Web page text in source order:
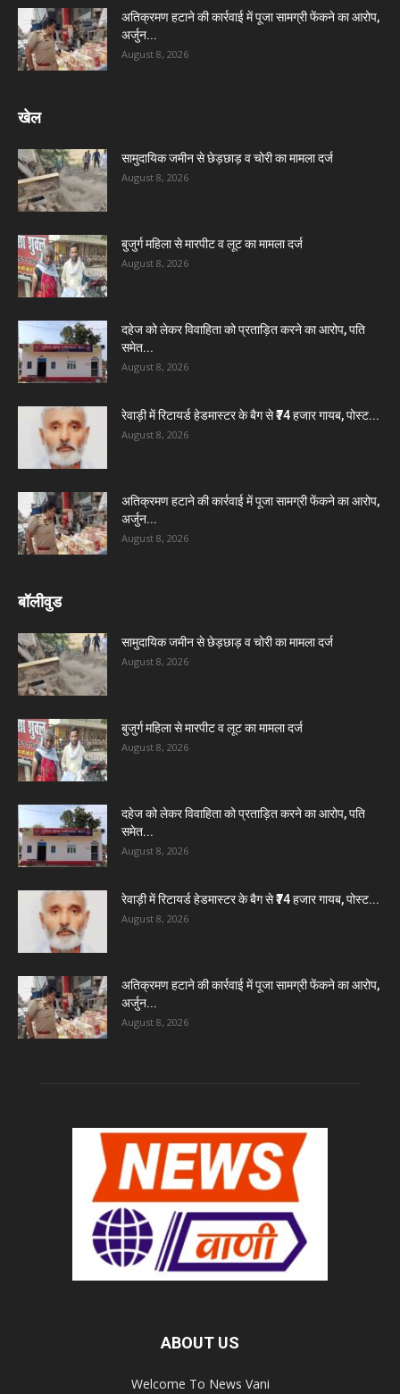
अतिक्रमण हटाने की कार्रवाई में पूजा सामग्री फेंकने का आरोप,
अर्जुन...
August 8, 2026
खेल
सामुदायिक जमीन से छेड़छाड़ व चोरी का मामला दर्ज
August 8, 2026
बुजुर्ग महिला से मारपीट व लूट का मामला दर्ज
August 8, 2026
दहेज को लेकर विवाहिता को प्रताड़ित करने का आरोप, पति
समेत...
August 8, 2026
रेवाड़ी में रिटायर्ड हेडमास्टर के बैग से ₹74 हजार गायब, पोस्ट...
August 8, 2026
अतिक्रमण हटाने की कार्रवाई में पूजा सामग्री फेंकने का आरोप,
अर्जुन...
August 8, 2026
बॉलीवुड
सामुदायिक जमीन से छेड़छाड़ व चोरी का मामला दर्ज
August 8, 2026
बुजुर्ग महिला से मारपीट व लूट का मामला दर्ज
August 8, 2026
दहेज को लेकर विवाहिता को प्रताड़ित करने का आरोप, पति
समेत...
August 8, 2026
रेवाड़ी में रिटायर्ड हेडमास्टर के बैग से ₹74 हजार गायब, पोस्ट...
August 8, 2026
अतिक्रमण हटाने की कार्रवाई में पूजा सामग्री फेंकने का आरोप,
अर्जुन...
August 8, 2026
ABOUT US
Welcome To News Vani